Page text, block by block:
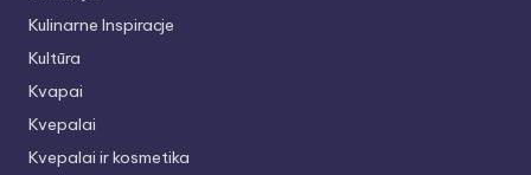
Kulinarne Inspiracje
Kultūra
Kvapai
Kvepalai
Kvepalai ir kosmetika